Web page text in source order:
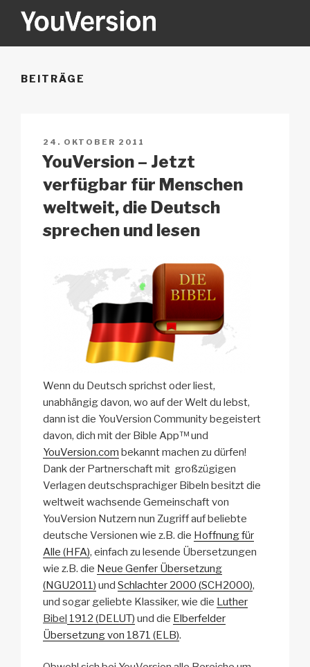
Inhalt
YOUVERSION
BEITRÄGE
VERÖFFENTLICHT
AM
24. OKTOBER 2011
YouVersion – Jetzt
verfügbar für Menschen
weltweit, die Deutsch
sprechen und lesen
Wenn du Deutsch sprichst oder liest,
unabhängig davon, wo auf der Welt du lebst,
dann ist die YouVersion Community begeistert
davon, dich mit der Bible App™ und
YouVersion.com bekannt machen zu dürfen!
Dank der Partnerschaft mit großzügigen
Verlagen deutschsprachiger Bibeln besitzt die
weltweit wachsende Gemeinschaft von
YouVersion Nutzern nun Zugriff auf beliebte
deutsche Versionen wie z.B. die Hoffnungfür
Alle (HFA), einfach zu lesende Übersetzungen
wie z.B. die Neue Genfer Übersetzung
(NGU2011) und Schlachter 2000 (SCH2000),
und sogar geliebte Klassiker, wie die Luther
Bibel 1912 (DELUT) und die Elberfelder
Übersetzung von 1871 (ELB).